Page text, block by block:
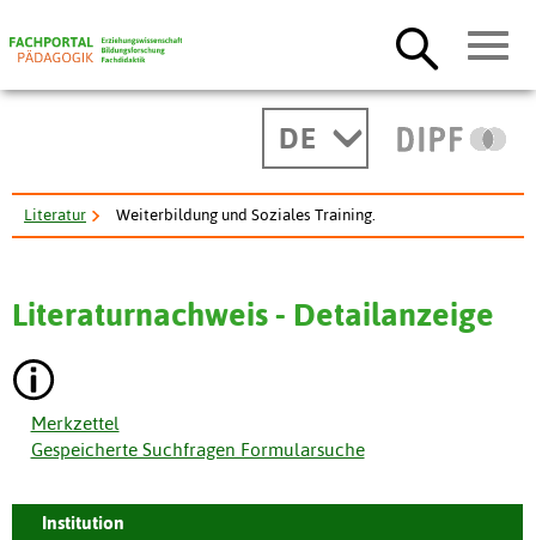
DE
Literatur Weiterbildung und Soziales Training.
Literaturnachweis - Detailanzeige
Merkzettel
Gespeicherte Suchfragen Formularsuche
Institution